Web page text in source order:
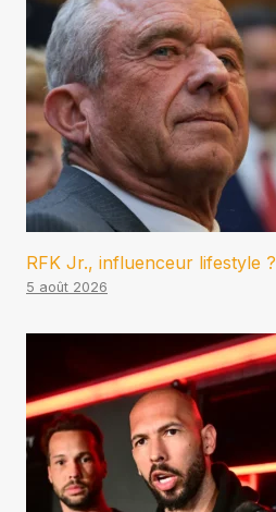
RFK Jr., influenceur lifestyle ?
5 août 2026